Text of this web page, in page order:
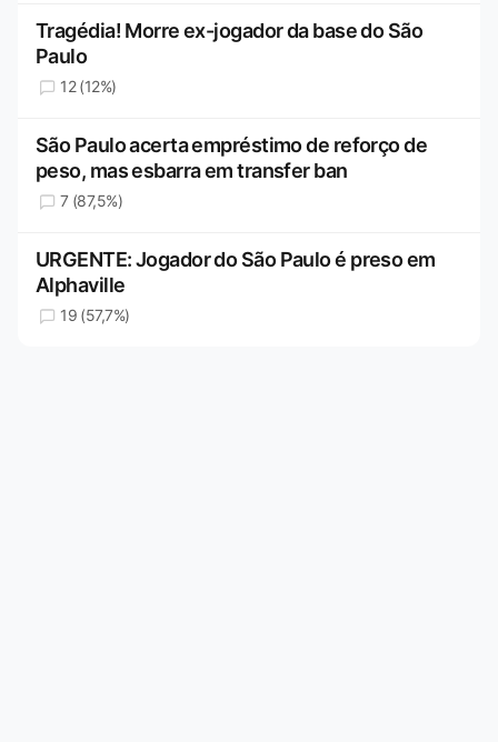
Tragédia! Morre ex-jogador da base do São
Paulo
12 (12%)
São Paulo acerta empréstimo de reforço de
peso, mas esbarra em transfer ban
7 (87,5%)
URGENTE: Jogador do São Paulo é preso em
Alphaville
19 (57,7%)